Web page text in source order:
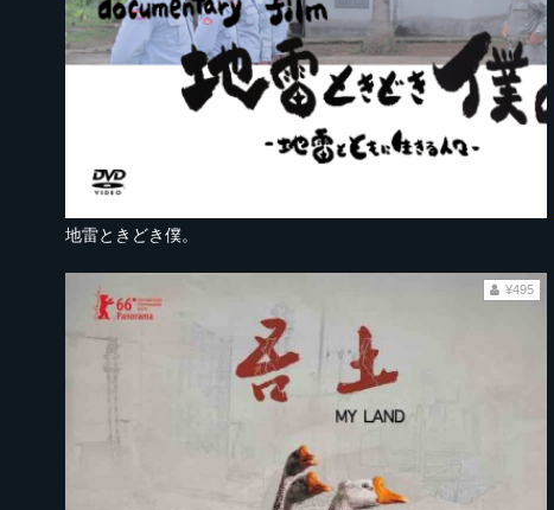
地雷ときどき僕。
¥495